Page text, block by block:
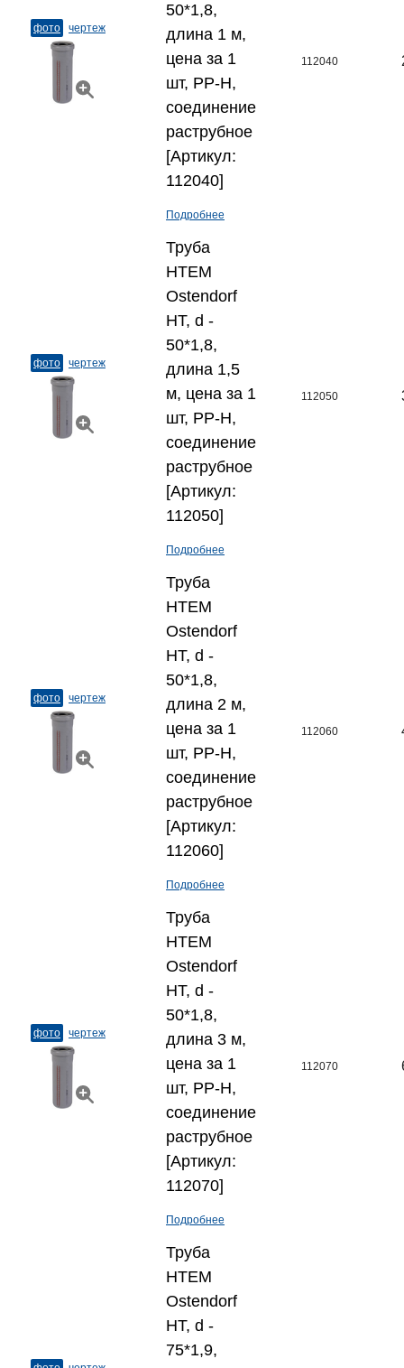
фото чертеж
50*1,8,
длина 1 м,
цена за 1
шт, PP-H,
соединение
раструбное
[Артикул:
112040]
Подробнее
112040
фото чертеж
Труба
HTEM
Ostendorf
HT, d -
50*1,8,
длина 1,5
м, цена за 1
шт, PP-H,
соединение
раструбное
[Артикул:
112050]
Подробнее
112050
фото чертеж
Труба
HTEM
Ostendorf
HT, d -
50*1,8,
длина 2 м,
цена за 1
шт, PP-H,
соединение
раструбное
[Артикул:
112060]
Подробнее
112060
фото чертеж
Труба
HTEM
Ostendorf
HT, d -
50*1,8,
длина 3 м,
цена за 1
шт, PP-H,
соединение
раструбное
[Артикул:
112070]
Подробнее
112070
Труба
HTEM
Ostendorf
HT, d -
75*1,9,